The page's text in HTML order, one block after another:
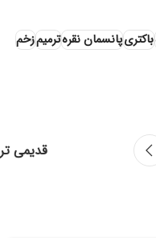
باکتریپانسمان نقرهترمیمزخم
قدیمی تر